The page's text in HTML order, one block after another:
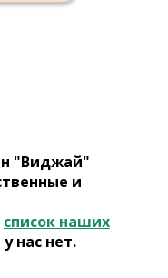
"Виджай"
и
список наших
нас нет.